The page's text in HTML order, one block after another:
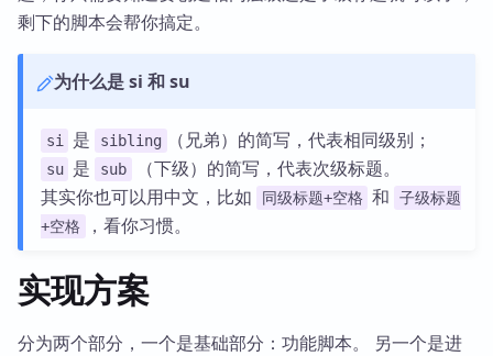
剩下的脚本会帮你搞定。
为什么是 si 和 su
si 是 sibling （兄弟）的简写，代表相同级别；
su 是 sub
（下级）的简写，代表次级标题。
其实你也可以用中文，比如
同级标题+空格 和
子级标题
+空格
，看你习惯。
实现方案
分为两个部分，一个是基础部分：功能脚本。 另一个是进